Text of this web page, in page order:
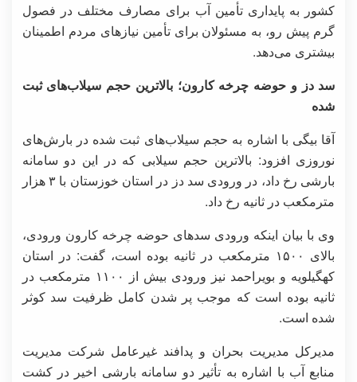
کشور به پایداری تأمین آب برای مصارف مختلف در فصول
گرم پیش رو، به مسئولان برای تأمین نیازهای مردم اطمینان
بیشتری می‌دهد.
سد دز و حوضه چرخه کارون؛ بالاترین حجم سیلاب‌های ثبت
شده
آقا بیگی با اشاره به حجم سیلاب‌های ثبت شده در بارش‌های
نوروزی افزود: بالاترین حجم سیلابی که در این دو سامانه
بارشی رخ داد، در ورودی سد دز در استان خوزستان با ۳ هزار
مترمکعب در ثانیه رخ داد.
وی با بیان اینکه ورودی سدهای حوضه چرخه کارون ورودی،
بالای ۱۵۰۰ مترمکعب در ثانیه بوده است، گفت: در استان
کهگیلویه و بویراحمد نیز ورودی بیش از ۱۱۰۰ مترمکعب در
ثانیه بوده است که موجب پر شدن کامل ظرفیت سد کوثر
شده است.
مدیرکل مدیریت بحران و پدافند غیرعامل شرکت مدیریت
منابع آب با اشاره به تأثیر دو سامانه بارشی اخیر در کشت